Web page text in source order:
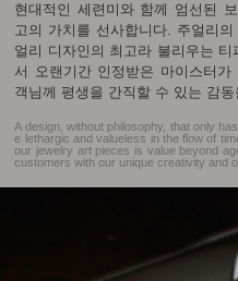
현대적인 세련미와 함께 엄선된
고의 가치를 선사합니다. 주얼리
얼리 디자인의 최고라 불리우는
서 오랜기간 인정받은 마이스터
객님께 평생을 간직할 수 있는 감동
A design, without philosophy, that only
e lethargic and valueless in the flow of
our jewelry art pieces is value beyond
customers with our unique creativity and